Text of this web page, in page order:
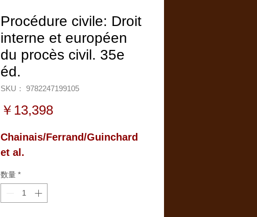
Procédure civile: Droit
interne et européen
du procès civil. 35e
éd.
SKU： 9782247199105
￥13,398価
Chainais/Ferrand/Guinchard
et al.
数量 *